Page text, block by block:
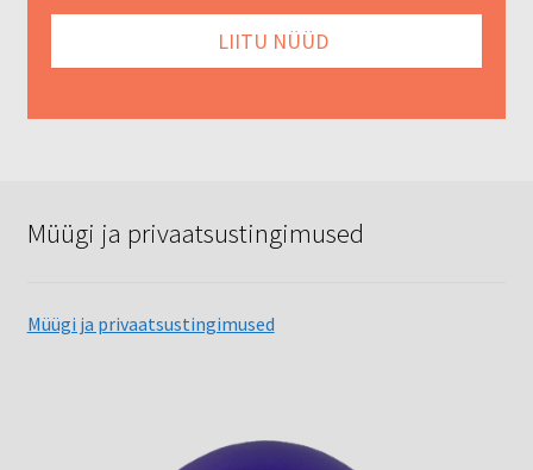
Müügi ja privaatsustingimused
Müügi ja privaatsustingimused